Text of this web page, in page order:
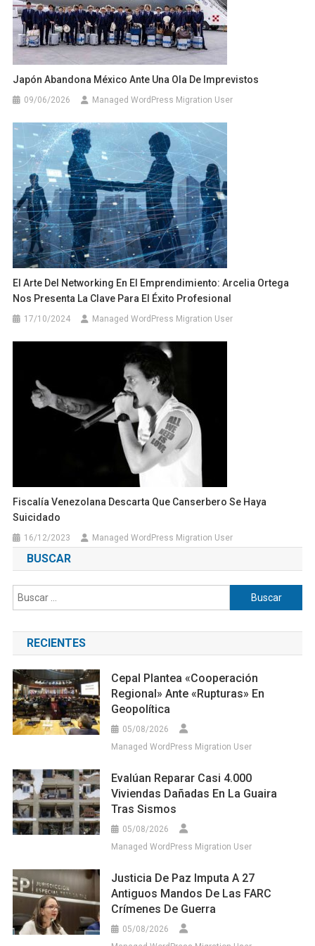
Japón Abandona México Ante Una Ola De Imprevistos
09/06/2026 Managed WordPress Migration User
El Arte Del Networking En El Emprendimiento: Arcelia Ortega
Nos Presenta La Clave Para El Éxito Profesional
17/10/2024 Managed WordPress Migration User
Fiscalía Venezolana Descarta Que Canserbero Se Haya
Suicidado
16/12/2023 Managed WordPress Migration User
BUSCAR
Buscar:
RECIENTES
Cepal Plantea «cooperación
Regional» Ante «rupturas» En
Geopolítica
05/08/2026
Managed WordPress Migration User
Evalúan Reparar Casi 4.000
Viviendas Dañadas En La Guaira
Tras Sismos
05/08/2026
Managed WordPress Migration User
Justicia De Paz Imputa A 27
Antiguos Mandos De Las FARC
Crímenes De Guerra
05/08/2026